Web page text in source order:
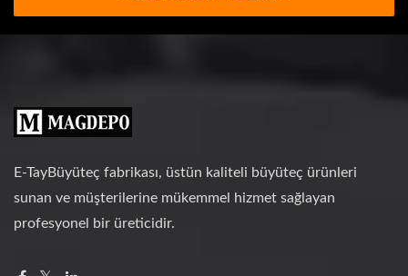
E-TayBüyüteç fabrikası, üstün kaliteli büyüteç ürünleri
sunan ve müşterilerine mükemmel hizmet sağlayan
profesyonel bir üreticidir.